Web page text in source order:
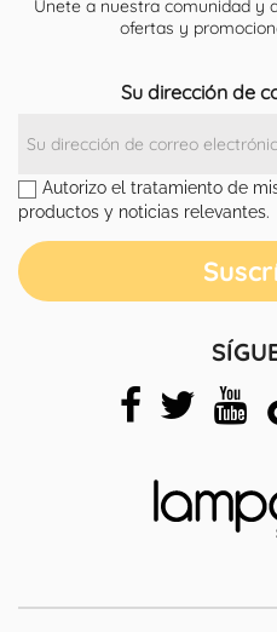
Únete a nuestra comunidad y
ofertas y
Su dirección de
Autorizo el tratamiento de
productos y noticias relevantes.